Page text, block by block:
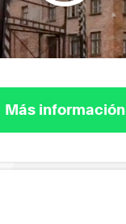
Más información